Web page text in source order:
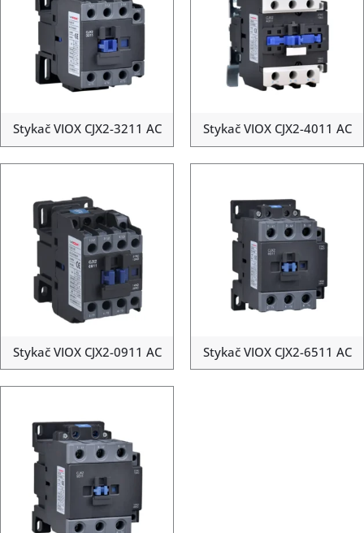
Stykač VIOX CJX2-3211 AC Stykač VIOX CJX2-4011 AC
Stykač VIOX CJX2-0911 AC Stykač VIOX CJX2-6511 AC